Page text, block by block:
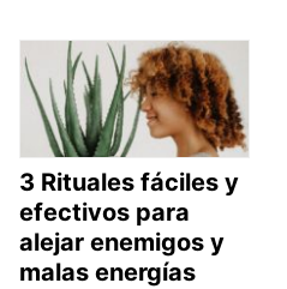
3 Rituales fáciles y
efectivos para
alejar enemigos y
malas energías